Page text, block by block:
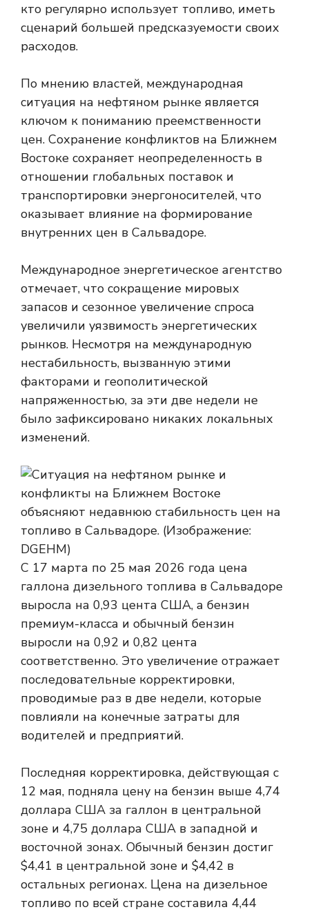
кто регулярно использует топливо, иметь
сценарий большей предсказуемости своих
расходов.
По мнению властей, международная
ситуация на нефтяном рынке является
ключом к пониманию преемственности
цен. Сохранение конфликтов на Ближнем
Востоке сохраняет неопределенность в
отношении глобальных поставок и
транспортировки энергоносителей, что
оказывает влияние на формирование
внутренних цен в Сальвадоре.
Международное энергетическое агентство
отмечает, что сокращение мировых
запасов и сезонное увеличение спроса
увеличили уязвимость энергетических
рынков. Несмотря на международную
нестабильность, вызванную этими
факторами и геополитической
напряженностью, за эти две недели не
было зафиксировано никаких локальных
изменений.
С 17 марта по 25 мая 2026 года цена
галлона дизельного топлива в Сальвадоре
выросла на 0,93 цента США, а бензин
премиум-класса и обычный бензин
выросли на 0,92 и 0,82 цента
соответственно. Это увеличение отражает
последовательные корректировки,
проводимые раз в две недели, которые
повлияли на конечные затраты для
водителей и предприятий.
Последняя корректировка, действующая с
12 мая, подняла цену на бензин выше 4,74
доллара США за галлон в центральной
зоне и 4,75 доллара США в западной и
восточной зонах. Обычный бензин достиг
$4,41 в центральной зоне и $4,42 в
остальных регионах. Цена на дизельное
топливо по всей стране составила 4,44